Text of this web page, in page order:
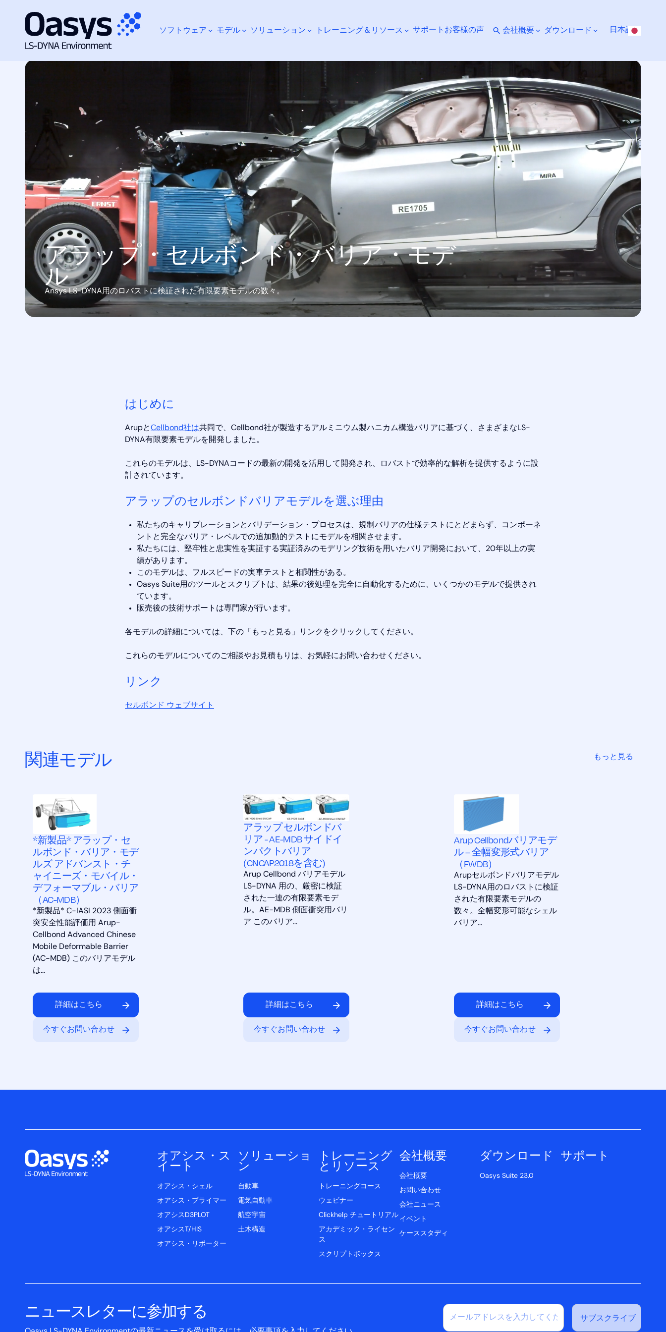
ソフトウェア モデル ソリューション トレーニング＆リソース サポート お客様の声 会社概要 ダウンロード 日本語
何をお探しですか？
モデル アラップ・セルボンド・バリア・モデル
アラップ・セルボンド・バリア・モデ
ル
Ansys LS-DYNA用のロバストに検証された有限要素モデルの数々。
はじめに
ArupとCellbond社は共同で、Cellbond社が製造するアルミニウム製ハニカム構造バリアに基づく、さまざまなLS-
DYNA有限要素モデルを開発しました。
これらのモデルは、LS-DYNAコードの最新の開発を活用して開発され、ロバストで効率的な解析を提供するように設
計されています。
アラップのセルボンドバリアモデルを選ぶ理由
私たちのキャリブレーションとバリデーション・プロセスは、規制バリアの仕様テストにとどまらず、コンポーネ
ントと完全なバリア・レベルでの追加動的テストにモデルを相関させます。
私たちには、堅牢性と忠実性を実証する実証済みのモデリング技術を用いたバリア開発において、20年以上の実
績があります。
このモデルは、フルスピードの実車テストと相関性がある。
Oasys Suite用のツールとスクリプトは、結果の後処理を完全に自動化するために、いくつかのモデルで提供され
ています。
販売後の技術サポートは専門家が行います。
各モデルの詳細については、下の「もっと見る」リンクをクリックしてください。
これらのモデルについてのご相談やお見積もりは、お気軽にお問い合わせください。
リンク
セルボンド ウェブサイト
関連モデル もっと見る
*新製品* アラップ・セ
ルボンド・バリア・モデ
ルズ アドバンスト・チ
ャイニーズ・モバイル・
デフォーマブル・バリア
（AC-MDB）
*新製品* C-IASI 2023 側面衝
突安全性能評価用 Arup-
Cellbond Advanced Chinese
Mobile Deformable Barrier
(AC-MDB) このバリアモデル
は…
詳細はこちら
今すぐお問い合わせ
アラップ セルボンドバ
リア - AE-MDB サイドイ
ンパクトバリア
(CNCAP2018を含む)
Arup Cellbond バリアモデル
LS-DYNA 用の、厳密に検証
された一連の有限要素モデ
ル。AE-MDB 側面衝突用バリ
ア このバリア…
詳細はこちら
今すぐお問い合わせ
Arup Cellbondバリアモデ
ル – 全幅変形式バリア
（FWDB）
Arupセルボンドバリアモデル
LS-DYNA用のロバストに検証
された有限要素モデルの
数々。全幅変形可能なシェル
バリア...
詳細はこちら
今すぐお問い合わせ
オアシス・ス
イート
オアシス・シェル
オアシス・プライマー
オアシスD3PLOT
オアシスT/HIS
オアシス・リポーター
ソリューショ
ン
自動車
電気自動車
航空宇宙
土木構造
トレーニング
とリソース
トレーニングコース
ウェビナー
Clickhelp チュートリアル
アカデミック・ライセン
ス
スクリプトボックス
会社概要
会社概要
お問い合わせ
会社ニュース
イベント
ケーススタディ
ダウンロード
Oasys Suite 23.0
サポート
ニュースレターに参加する